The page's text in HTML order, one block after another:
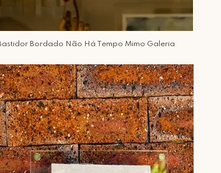
Bordado Não Há Tempo Mimo Galeria